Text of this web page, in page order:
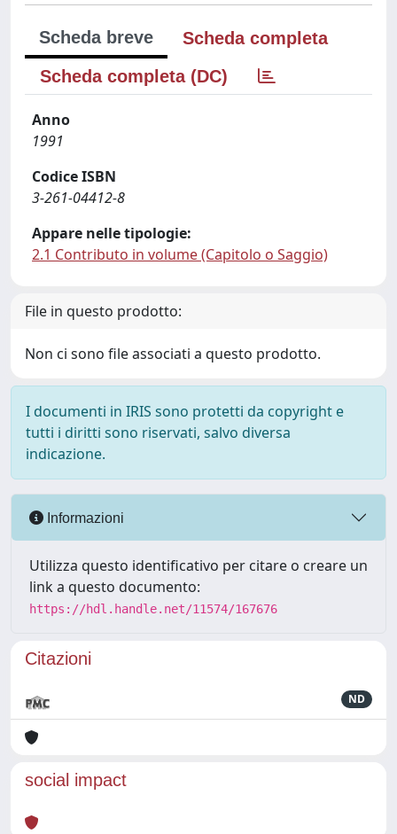
Scheda breve
Scheda completa
Scheda completa (DC)
Anno
1991
Codice ISBN
3-261-04412-8
Appare nelle tipologie:
2.1 Contributo in volume (Capitolo o Saggio)
File in questo prodotto:
Non ci sono file associati a questo prodotto.
I documenti in IRIS sono protetti da copyright e
tutti i diritti sono riservati, salvo diversa
indicazione.
Informazioni
Utilizza questo identificativo per citare o creare un
link a questo documento:
https://hdl.handle.net/11574/167676
Citazioni
ND
social impact